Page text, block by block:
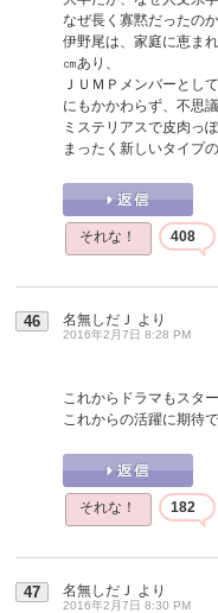
なぜ長く寡黙だったのか
伊野尾は、家庭に恵ま
㎝あり、
ＪＵＭＰメンバーとし
にもかかわらず、不思
ミステリアスで皮肉っ
まったく新しいタイプ
それな！ 408
46 名無しだＪ より
2016年2月7日 8:28 PM
これからドラマもスタ
これからの活躍に期待
それな！ 182
47 名無しだＪ より
2016年2月7日 8:30 PM